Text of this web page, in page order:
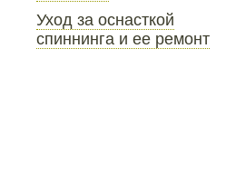
Уход за оснасткой
спиннинга и ее ремонт